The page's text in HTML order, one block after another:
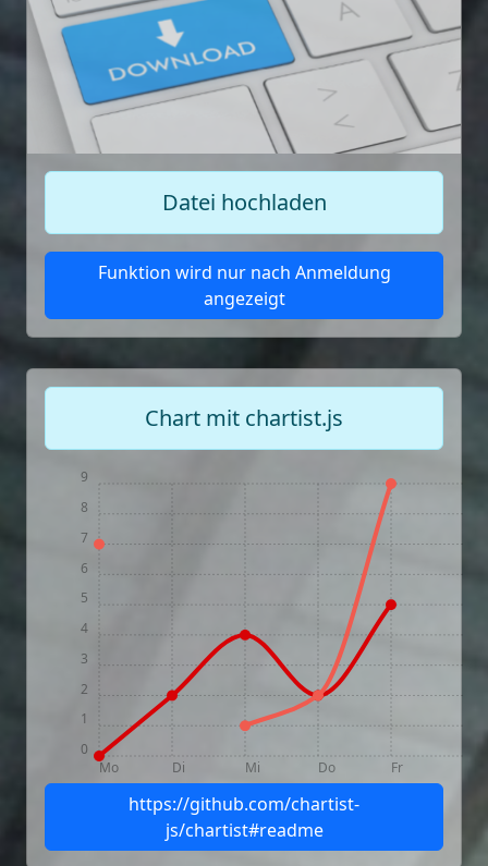
Datei hochladen
Funktion wird nur nach Anmeldung
angezeigt
Chart mit chartist.js
Mo Di Mi Do Fr
0
1
2
3
4
5
6
7
8
9
https://github.com/chartist-
js/chartist#readme